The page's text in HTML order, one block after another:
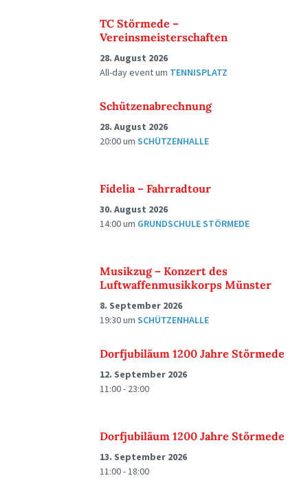
TC Störmede –
Vereinsmeisterschaften
28. August 2026
All-day eventum TENNISPLATZ
Schützenabrechnung
28. August 2026
20:00um SCHÜTZENHALLE
Fidelia – Fahrradtour
30. August 2026
14:00um GRUNDSCHULE STÖRMEDE
Musikzug – Konzert des
Luftwaffenmusikkorps Münster
8. September 2026
19:30um SCHÜTZENHALLE
Dorfjubiläum 1200 Jahre Störmede
12. September 2026
11:00 - 23:00
Dorfjubiläum 1200 Jahre Störmede
13. September 2026
11:00 - 18:00